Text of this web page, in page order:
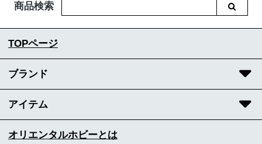
商品検索
TOPページ
ブランド
アイテム
オリエンタルホビーとは